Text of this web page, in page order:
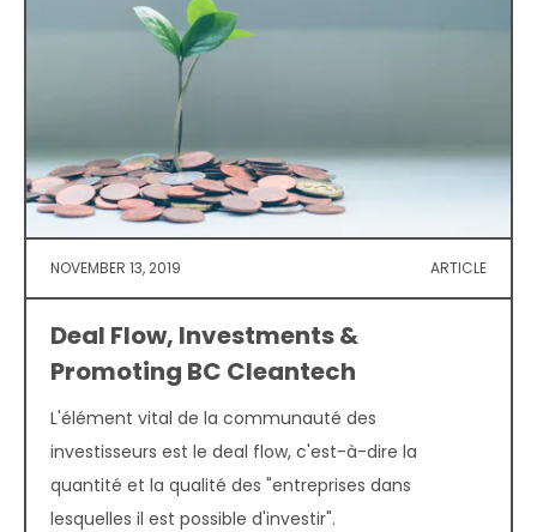
NOVEMBER 13, 2019 ARTICLE
Deal Flow, Investments &
Promoting BC Cleantech
L'élément vital de la communauté des
investisseurs est le deal flow, c'est-à-dire la
quantité et la qualité des "entreprises dans
lesquelles il est possible d'investir".